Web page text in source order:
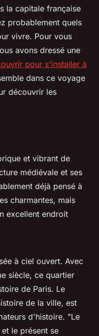
la capitale française
probablement quels
vivre. Pour vous
avons dressé une
pour s'installer à
dans ce voyage
découvrir les
et vibrant de
médiévale et ses
déjà pensé à
charmantes, mais
excellent endroit
à ciel ouvert. Avec
siècle, ce quartier
de Paris. Le
de la ville, est
d'histoire. "Le
le présent se